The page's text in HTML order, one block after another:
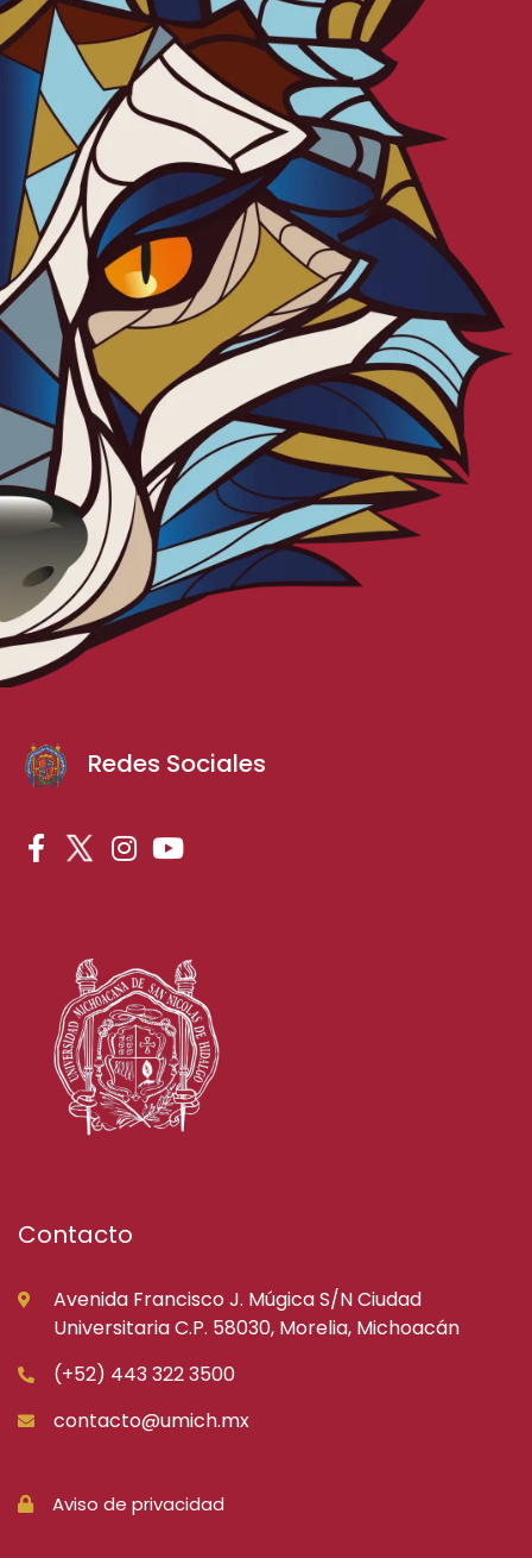
Redes Sociales
Contacto
Avenida Francisco J. Múgica S/N Ciudad
Universitaria C.P. 58030, Morelia, Michoacán
(+52) 443 322 3500
contacto@umich.mx
Aviso de privacidad